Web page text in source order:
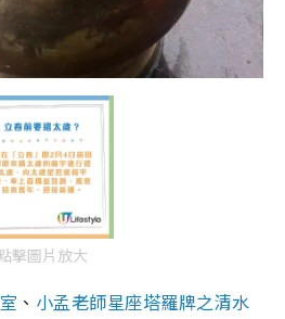
擊圖片放大
、 小孟老師星座塔羅牌之清水